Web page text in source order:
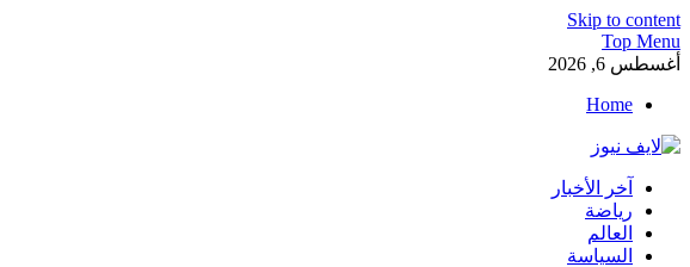
Skip to content
Top Menu
أغسطس 6, 2026
Home
لايف نيوز
آخر الأخبار العاجلة لحظة بلحظة من العالم العربي والعالم
آخر الأخبار
رياضة
العالم
السياسة